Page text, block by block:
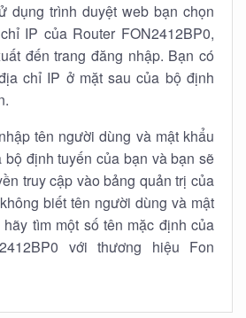
dụng trình duyệt web bạn chọn
IP của Router FON2412BP0,
đến trang đăng nhập. Bạn có
chỉ IP ở mặt sau của bộ định
tên người dùng và mật khẩu
bộ định tuyến của bạn và bạn sẽ
truy cập vào bảng quản trị của
biết tên người dùng và mật
tìm một số tên mặc định của
với thương hiệu Fon